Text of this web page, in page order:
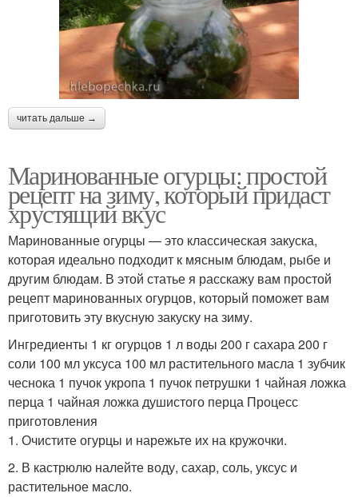
читать дальше →
Маринованные огурцы: простой
рецепт на зиму, который придаст
хрустящий вкус
Маринованные огурцы — это классическая закуска,
которая идеально подходит к мясным блюдам, рыбе и
другим блюдам. В этой статье я расскажу вам простой
рецепт маринованных огурцов, который поможет вам
приготовить эту вкусную закуску на зиму.
Ингредиенты 1 кг огурцов 1 л воды 200 г сахара 200 г
соли 100 мл уксуса 100 мл растительного масла 1 зубчик
чеснока 1 пучок укропа 1 пучок петрушки 1 чайная ложка
перца 1 чайная ложка душистого перца Процесс
приготовления
1. Очистите огурцы и нарежьте их на кружочки.
2. В кастрюлю налейте воду, сахар, соль, уксус и
растительное масло.